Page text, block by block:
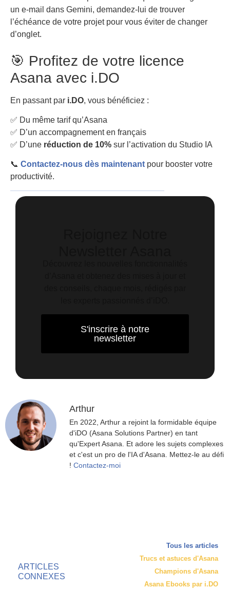
un e-mail dans Gemini, demandez-lui de trouver
l’échéance de votre projet pour vous éviter de changer
d’onglet.
🎯 Profitez de votre licence
Asana avec i.DO
En passant par i.DO, vous bénéficiez :
✅ Du même tarif qu’Asana
✅ D’un accompagnement en français
✅ D’une réduction de 10% sur l’activation du Studio IA
📞 Contactez-nous dès maintenant pour booster votre
productivité.
S'inscrire à notre
newsletter
Arthur
En 2022, Arthur a rejoint la formidable équipe
d'iDO (Asana Solutions Partner) en tant
qu'Expert Asana. Et adore les sujets complexes
et c'est un pro de l'IA d'Asana. Mettez-le au défi
! Contactez-moi
ARTICLES
CONNEXES
Tous les articles
Trucs et astuces d'Asana
Champions d'Asana
Asana Ebooks par i.DO